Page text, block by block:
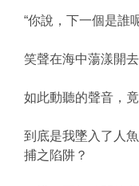
“你說，下一個是誰
笑聲在海中蕩漾開
如此動聽的聲音，
到底是我墜入了人
捕之陷阱？